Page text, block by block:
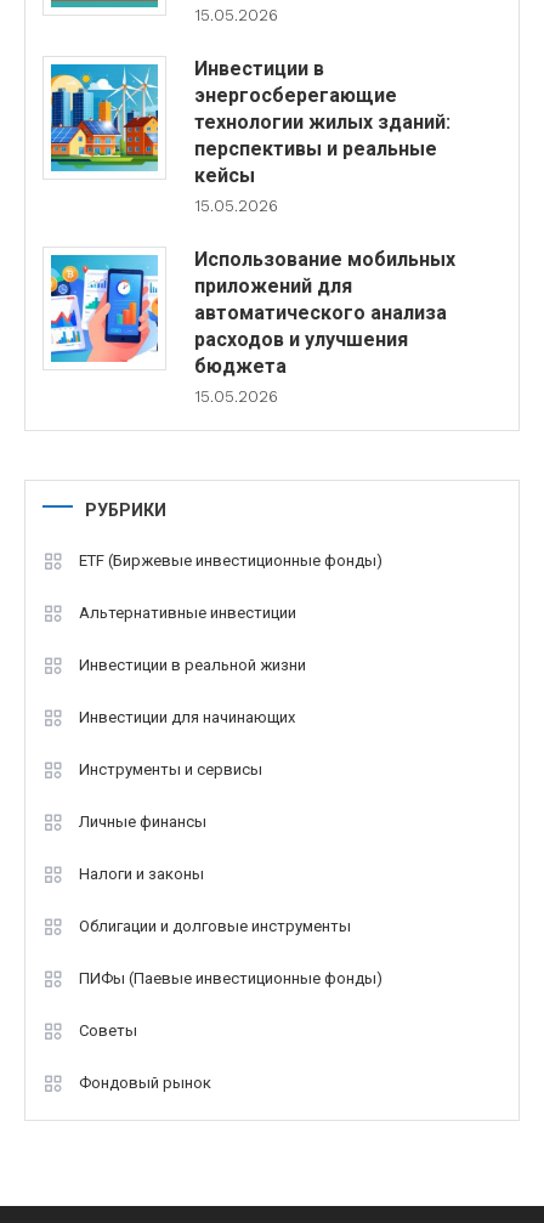
15.05.2026
Инвестиции в
энергосберегающие
технологии жилых зданий:
перспективы и реальные
кейсы
15.05.2026
Использование мобильных
приложений для
автоматического анализа
расходов и улучшения
бюджета
15.05.2026
РУБРИКИ
ETF (Биржевые инвестиционные фонды)
Альтернативные инвестиции
Инвестиции в реальной жизни
Инвестиции для начинающих
Инструменты и сервисы
Личные финансы
Налоги и законы
Облигации и долговые инструменты
ПИФы (Паевые инвестиционные фонды)
Советы
Фондовый рынок